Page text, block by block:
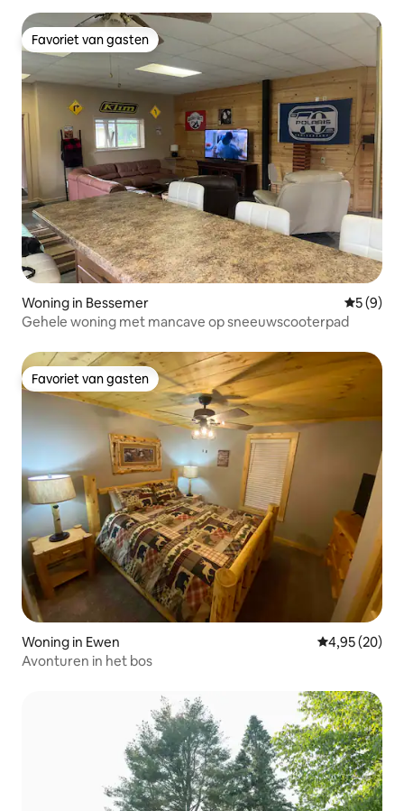
Favoriet van gasten
Favoriet van gasten
Woning in Bessemer
5 (9)
Gehele woning met mancave op sneeuwscooterpad
Favoriet van gasten
Favoriet van gasten
Woning in Ewen Gemiddelde
4,95 (20)
Avonturen in het bos